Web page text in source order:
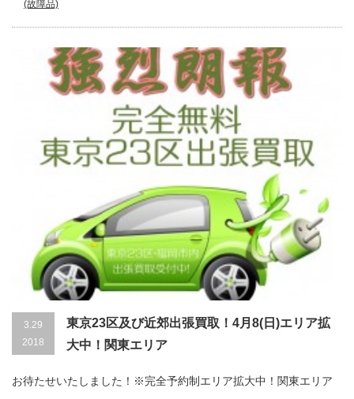
(故障品)
3.29
2018
東京23区及び近郊出張買取！4月8(日)エリア拡
大中！関東エリア
お待たせいたしました！※完全予約制エリア拡大中！関東エリア